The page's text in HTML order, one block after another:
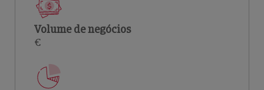
Volume de negócios
€